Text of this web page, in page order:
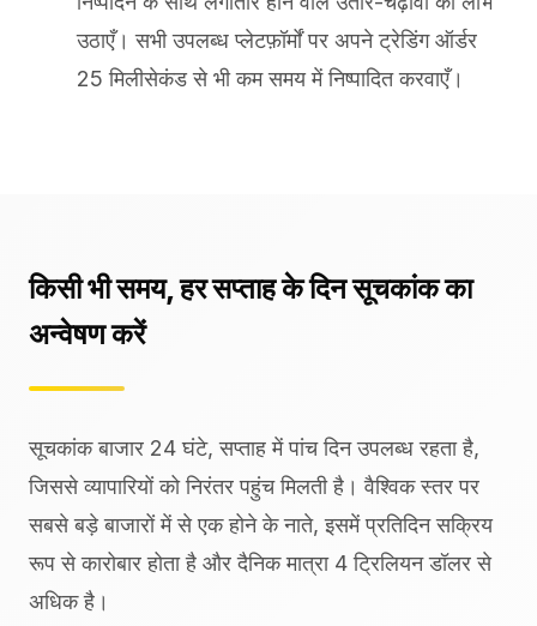
उठाएँ। सभी उपलब्ध प्लेटफ़ॉर्मों पर अपने ट्रेडिंग ऑर्डर
25 मिलीसेकंड से भी कम समय में निष्पादित करवाएँ।
किसी भी समय, हर सप्ताह के दिन सूचकांक का
अन्वेषण करें
सूचकांक बाजार 24 घंटे, सप्ताह में पांच दिन उपलब्ध रहता है,
जिससे व्यापारियों को निरंतर पहुंच मिलती है। वैश्विक स्तर पर
सबसे बड़े बाजारों में से एक होने के नाते, इसमें प्रतिदिन सक्रिय
रूप से कारोबार होता है और दैनिक मात्रा 4 ट्रिलियन डॉलर से
अधिक है।